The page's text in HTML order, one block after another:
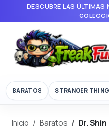
DESCUBRE LAS ÚLTIMAS
BARATOS STRANGER
Inicio Baratos Dr. Shin